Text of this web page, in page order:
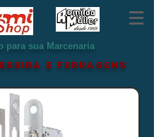
para sua Marcenaria
e ferragens